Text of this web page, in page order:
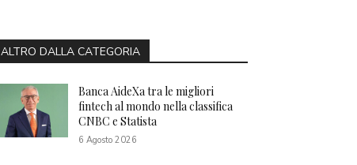
ALTRO DALLA CATEGORIA
Banca AideXa tra le migliori
fintech al mondo nella classifica
CNBC e Statista
6 Agosto 2026